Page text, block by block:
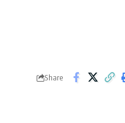
Share